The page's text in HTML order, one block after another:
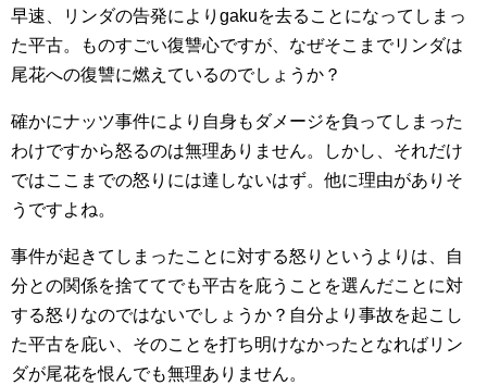
早速、リンダの告発によりgakuを去ることになってしまっ
た平古。ものすごい復讐心ですが、なぜそこまでリンダは
尾花への復讐に燃えているのでしょうか？
確かにナッツ事件により自身もダメージを負ってしまった
わけですから怒るのは無理ありません。しかし、それだけ
ではここまでの怒りには達しないはず。他に理由がありそ
うですよね。
事件が起きてしまったことに対する怒りというよりは、自
分との関係を捨ててでも平古を庇うことを選んだことに対
する怒りなのではないでしょうか？自分より事故を起こし
た平古を庇い、そのことを打ち明けなかったとなればリン
ダが尾花を恨んでも無理ありません。